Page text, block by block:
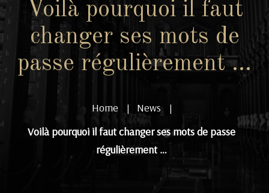
Voilà pourquoi il faut
changer ses mots de
passe régulièrement …
Home | News |
Voilà pourquoi il faut changer ses mots de passe
régulièrement …